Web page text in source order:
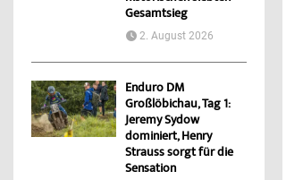
Gesamtsieg
2. August 2026
Enduro DM
Großlöbichau, Tag 1:
Jeremy Sydow
dominiert, Henry
Strauss sorgt für die
Sensation